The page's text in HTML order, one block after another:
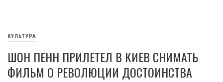
КУЛЬТУРА
ШОН ПЕНН ПРИЛЕТЕЛ В КИЕВ СНИМАТЬ
ФИЛЬМ О РЕВОЛЮЦИИ ДОСТОИНСТВА